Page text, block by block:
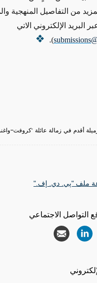
أقدم في زمالة عائلة "كروفت-
من التفاصيل المنهجية
البريد الإلكتروني الاتي
).
ملف "پي. دي. إف."
التواصل الاجتماعي